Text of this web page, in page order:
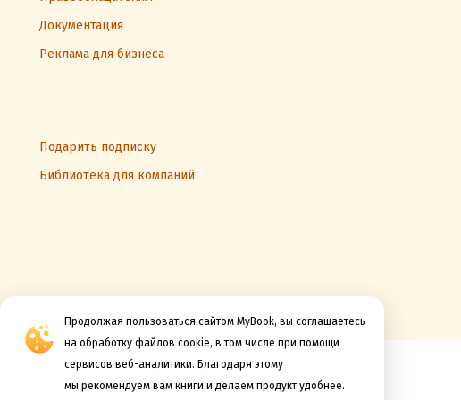
Продолжая пользоваться сайтом MyBook, вы соглашаетесь
на обработку файлов cookie, в том числе при помощи
сервисов веб-аналитики. Благодаря этому
мы рекомендуем вам книги и делаем продукт удобнее.
Документация
Реклама для бизнеса
Подарить подписку
Библиотека для компаний